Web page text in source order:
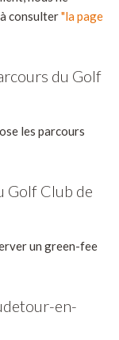
consulter"la page
du Golf
les parcours
Golf Club de
un green-fee
en-